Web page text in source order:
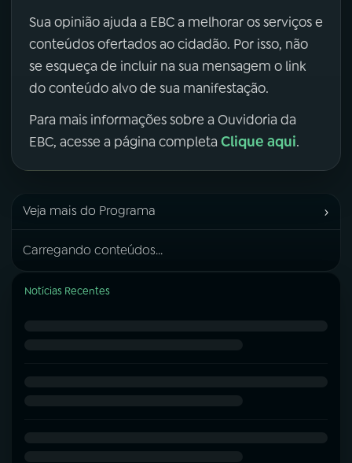
Sua opinião ajuda a EBC a melhorar os serviços e
conteúdos ofertados ao cidadão. Por isso, não
se esqueça de incluir na sua mensagem o link
do conteúdo alvo de sua manifestação.
Para mais informações sobre a Ouvidoria da
EBC, acesse a página completa Clique aqui.
Veja mais do Programa ›
Carregando conteúdos...
Notícias Recentes